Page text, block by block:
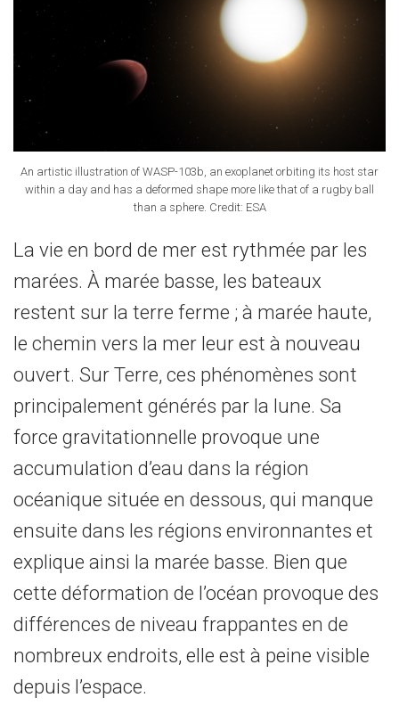
An artistic illustration of WASP-103b, an exoplanet orbiting its host star
within a day and has a deformed shape more like that of a rugby ball
than a sphere. Credit: ESA
La vie en bord de mer est rythmée par les
marées. À marée basse, les bateaux
restent sur la terre ferme ; à marée haute,
le chemin vers la mer leur est à nouveau
ouvert. Sur Terre, ces phénomènes sont
principalement générés par la lune. Sa
force gravitationnelle provoque une
accumulation d’eau dans la région
océanique située en dessous, qui manque
ensuite dans les régions environnantes et
explique ainsi la marée basse. Bien que
cette déformation de l’océan provoque des
différences de niveau frappantes en de
nombreux endroits, elle est à peine visible
depuis l’espace.